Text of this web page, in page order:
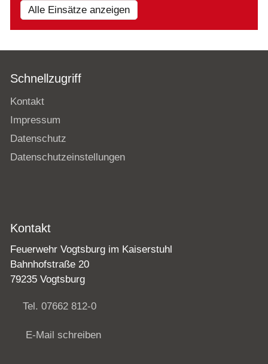
Alle Einsätze anzeigen
Schnellzugriff
Kontakt
Impressum
Datenschutz
Datenschutzeinstellungen
Kontakt
Feuerwehr Vogtsburg im Kaiserstuhl
Bahnhofstraße 20
79235 Vogtsburg
Tel. 07662 812-0
E-Mail schreiben